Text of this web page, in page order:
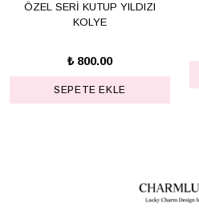
ÖZEL SERİ KUTUP YILDIZI
KOLYE
₺ 800.00
SEPETE EKLE